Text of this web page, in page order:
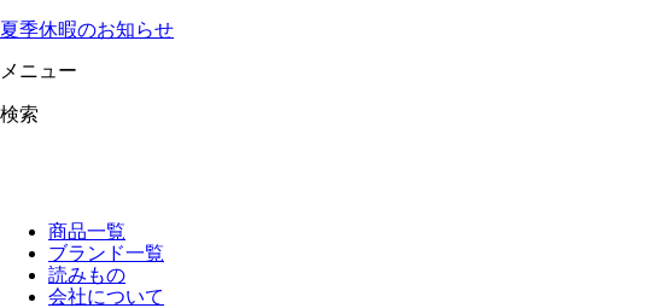
夏季休暇のお知らせ
メニュー
検索
商品一覧
ブランド一覧
読みもの
会社について